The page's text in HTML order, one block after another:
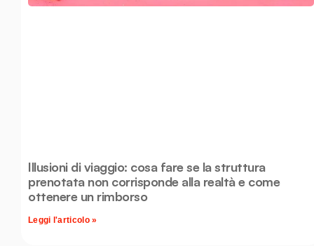
Illusioni di viaggio: cosa fare se la struttura
prenotata non corrisponde alla realtà e come
ottenere un rimborso
Leggi l'articolo »